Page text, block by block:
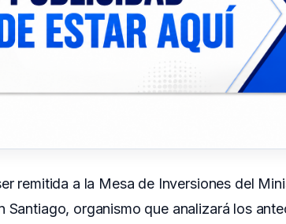
remitida a la Mesa de Inversiones del
Santiago, organismo que analizará los